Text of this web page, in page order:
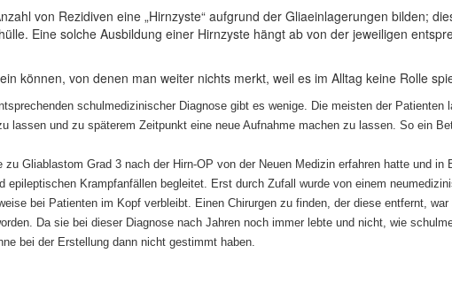
von Rezidiven eine „Hirnzyste“ aufgrund der Gliaeinlagerungen bilden;
Eine solche Ausbildung einer Hirnzyste hängt ab von der jeweiligen
können, von denen man weiter nichts merkt, weil es im Alltag keine Rolle
schulmedizinischer Diagnose gibt es wenige. Die meisten der
lassen und zu späterem Zeitpunkt eine neue Aufnahme machen zu lassen. So ein
Gliablastom Grad 3 nach der Hirn-OP von der Neuen Medizin erfahren hatte und
epileptischen Krampfanfällen begleitet. Erst durch Zufall wurde von einem
bei Patienten im Kopf verbleibt. Einen Chirurgen zu finden, der diese entfernt,
Da sie bei dieser Diagnose nach Jahren noch immer lebte und nicht, wie
bei der Erstellung dann nicht gestimmt haben.